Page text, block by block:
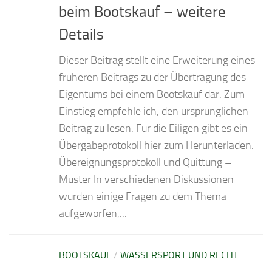
beim Bootskauf – weitere
Details
Dieser Beitrag stellt eine Erweiterung eines
früheren Beitrags zu der Übertragung des
Eigentums bei einem Bootskauf dar. Zum
Einstieg empfehle ich, den ursprünglichen
Beitrag zu lesen. Für die Eiligen gibt es ein
Übergabeprotokoll hier zum Herunterladen:
Übereignungsprotokoll und Quittung –
Muster In verschiedenen Diskussionen
wurden einige Fragen zu dem Thema
aufgeworfen,...
BOOTSKAUF / WASSERSPORT UND RECHT